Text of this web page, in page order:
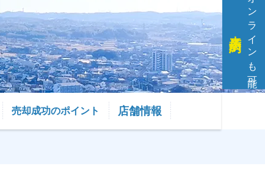
オンラインも可能
売却成功のポイント 店舗情報